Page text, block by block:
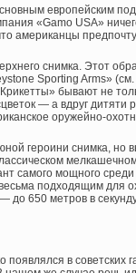
европейским
«Gamo USA»
американцы
снимка. Этот
Sporting Arms»
бывают не
— а вдруг дитяти
оружейно-
героини снимка,
самого мощного
подходящим для
до 650 метров в
в советских